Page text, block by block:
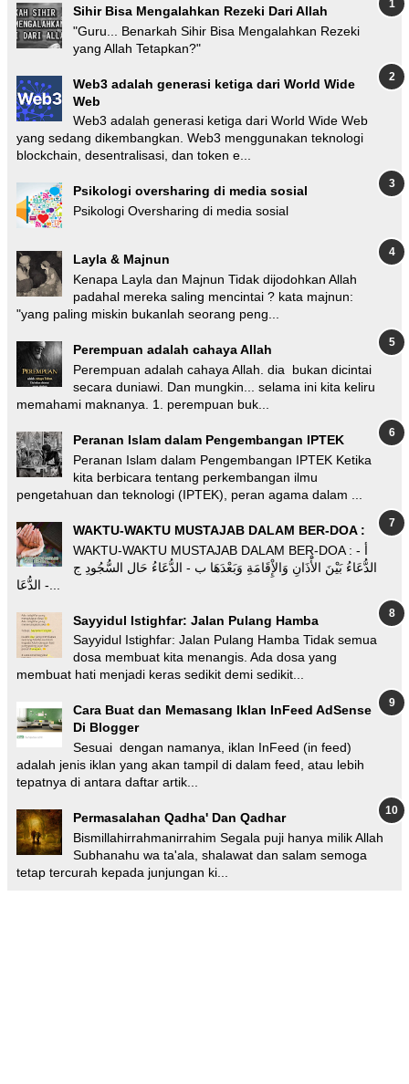
Sihir Bisa Mengalahkan Rezeki Dari Allah
"Guru... Benarkah Sihir Bisa Mengalahkan Rezeki
yang Allah Tetapkan?"
Web3 adalah generasi ketiga dari World Wide
Web
Web3 adalah generasi ketiga dari World Wide Web
yang sedang dikembangkan. Web3 menggunakan teknologi
blockchain, desentralisasi, dan token e...
Psikologi oversharing di media sosial
Psikologi Oversharing di media sosial
Layla & Majnun
Kenapa Layla dan Majnun Tidak dijodohkan Allah
padahal mereka saling mencintai ? kata majnun:
"yang paling miskin bukanlah seorang peng...
Perempuan adalah cahaya Allah
Perempuan adalah cahaya Allah. dia bukan dicintai
secara duniawi. Dan mungkin... selama ini kita keliru
memahami maknanya. 1. perempuan buk...
Peranan Islam dalam Pengembangan IPTEK
Peranan Islam dalam Pengembangan IPTEK Ketika
kita berbicara tentang perkembangan ilmu
pengetahuan dan teknologi (IPTEK), peran agama dalam ...
WAKTU-WAKTU MUSTAJAB DALAM BER-DOA :
WAKTU-WAKTU MUSTAJAB DALAM BER-DOA : أ -
الدُّعَاءُ بَيْنَ الأَْذَانِ وَالإِْقَامَةِ وَبَعْدَهَا ب - الدُّعَاءُ حَال السُّجُودِ ج
Sayyidul Istighfar: Jalan Pulang Hamba
Sayyidul Istighfar: Jalan Pulang Hamba Tidak semua
dosa membuat kita menangis. Ada dosa yang
membuat hati menjadi keras sedikit demi sedikit...
Cara Buat dan Memasang Iklan InFeed AdSense
Di Blogger
Sesuai dengan namanya, iklan InFeed (in feed)
adalah jenis iklan yang akan tampil di dalam feed, atau lebih
tepatnya di antara daftar artik...
Permasalahan Qadha' Dan Qadhar
Bismillahirrahmanirrahim Segala puji hanya milik Allah
Subhanahu wa ta'ala, shalawat dan salam semoga
tetap tercurah kepada junjungan ki...